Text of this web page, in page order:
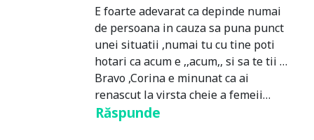
E foarte adevarat ca depinde numai
de persoana in cauza sa puna punct
unei situatii ,numai tu cu tine poti
hotari ca acum e ,,acum,, si sa te tii …
Bravo ,Corina e minunat ca ai
renascut la virsta cheie a femeii…
Răspunde